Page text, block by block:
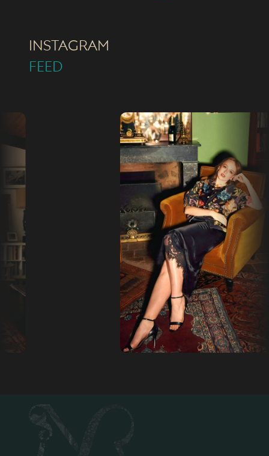
INSTAGRAM
FEED